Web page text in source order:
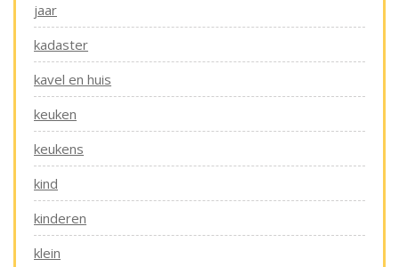
jaar
kadaster
kavel en huis
keuken
keukens
kind
kinderen
klein